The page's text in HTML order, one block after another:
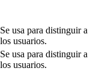
Se usa para distinguir a
los usuarios.
Se usa para distinguir a
los usuarios.